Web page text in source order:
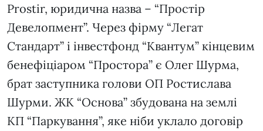
Prostir, юридична назва – “Простір
Девелопмент”. Через фірму “Легат
Стандарт” і інвестфонд “Квантум” кінцевим
бенефіціаром “Простора” є Олег Шурма,
брат заступника голови ОП Ростислава
Шурми. ЖК “Основа” збудована на землі
КП “Паркування”, яке ніби уклало договір